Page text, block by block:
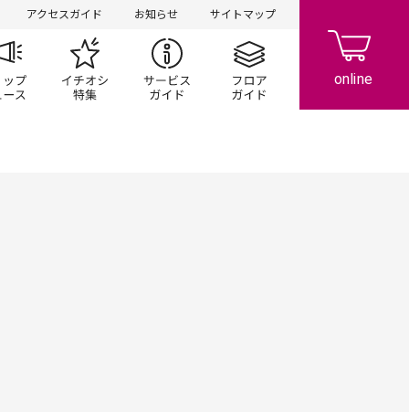
アクセスガイド お知らせ サイトマップ
ン一覧 ショップニュースイチオシ特集 サービスガイドフロアガイド